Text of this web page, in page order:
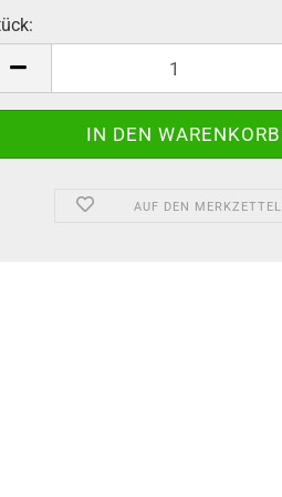
AUF DEN MERKZETTEL